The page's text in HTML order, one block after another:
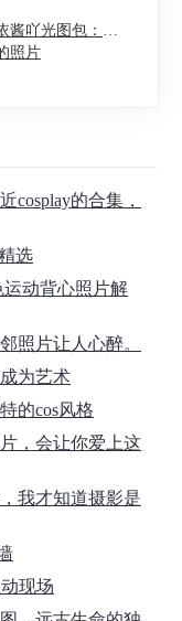
酱吖光图包：现
照片
cosplay的合集，
选
动背心照片解
照片让人心醉。
为艺术
的cos风格
，会让你爱上这
我才知道摄影是
现场